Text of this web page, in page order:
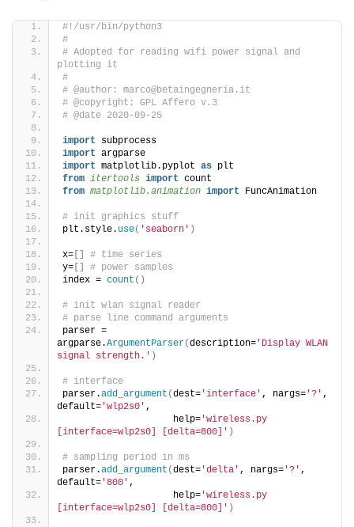
#!/usr/bin/python3
#
# Adopted for reading wifi power signal and
plotting it
#
# @author: marco@betaingegneria.it
# @copyright: GPL Affero v.3
# @date 2020-09-25
import subprocess
import argparse
import matplotlib.pyplot as plt
from itertools import count
from matplotlib.animation import FuncAnimation
# init graphics stuff
plt.style. use( 'seaborn' )
x=
# time series
y=
# power samples
index = count ()
# init wlan signal reader
# parse line command arguments
parser =
argparse.ArgumentParser(description= 'Display WLAN
signal strength.' )
# interface
parser.add_argument (dest= 'interface' , nargs= '?' ,
default= 'wlp2s0' ,
                    help=
'wireless.py
[interface=wlp2s0] [delta=800]' )
# sampling period in ms
parser.add_argument (dest= 'delta' , nargs= '?' ,
default= '800' ,
                    help=
'wireless.py
[interface=wlp2s0] [delta=800]' )